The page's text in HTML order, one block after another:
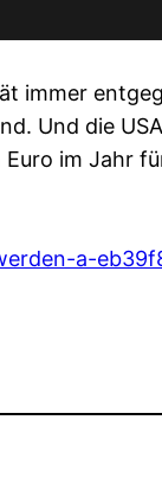
immer
Und die
im Jahr
a-